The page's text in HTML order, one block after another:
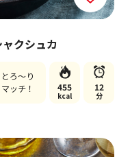
クシュカ
ろ～り
ッチ！
455
kcal
12
分